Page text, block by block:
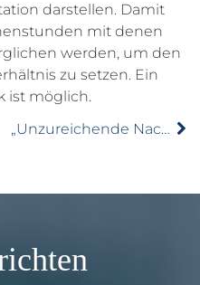
darstellen. Damit
mit denen
werden, um den
zu setzen. Ein
ist möglich.
„Unzureichende Nachbesserungen“: Verbände kritisieren neues Mietrechtspaket scharf